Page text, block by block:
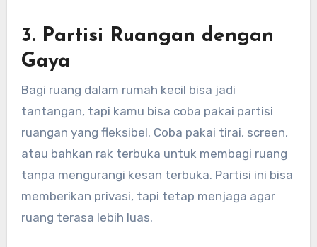
3. Partisi Ruangan dengan
Gaya
Bagi ruang dalam rumah kecil bisa jadi
tantangan, tapi kamu bisa coba pakai partisi
ruangan yang fleksibel. Coba pakai tirai, screen,
atau bahkan rak terbuka untuk membagi ruang
tanpa mengurangi kesan terbuka. Partisi ini bisa
memberikan privasi, tapi tetap menjaga agar
ruang terasa lebih luas.